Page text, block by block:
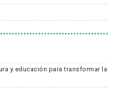
y educación para transformar la